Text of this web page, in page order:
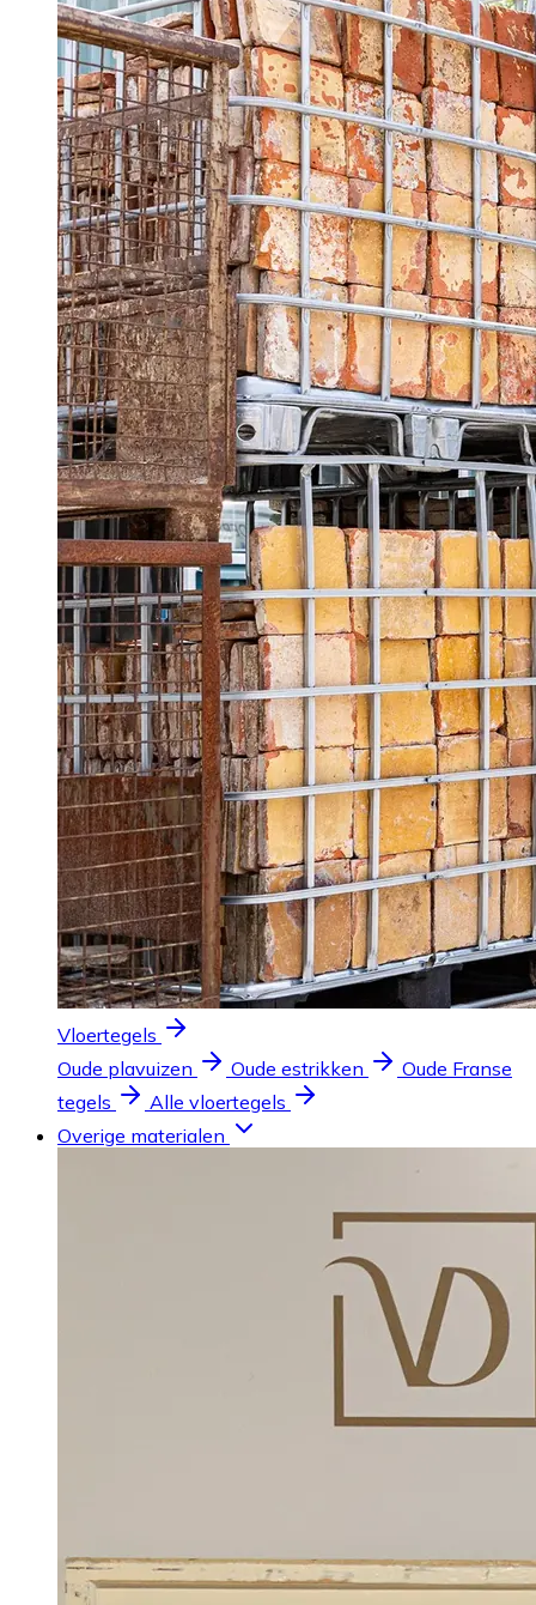
Vloertegels
Oude plavuizen
Oude estrikken
Oude Franse
tegels
Alle vloertegels
Overige materialen